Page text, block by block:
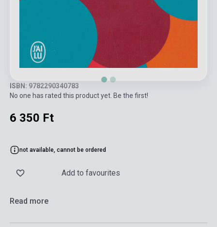
ISBN: 9782290340783
No one has rated this product yet. Be the first!
6 350 Ft
not available, cannot be ordered
Add to favourites
Read more